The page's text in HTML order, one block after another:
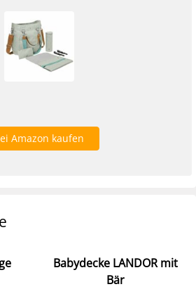
Amazon kaufen
Babydecke LANDOR mit
Bär